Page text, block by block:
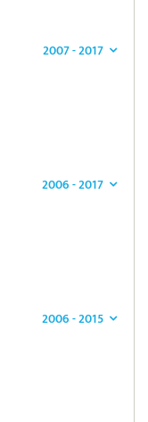
2007 - 2017
2006 - 2017
2006 - 2015